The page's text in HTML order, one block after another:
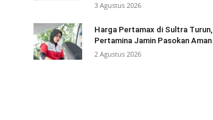
3 Agustus 2026
Harga Pertamax di Sultra Turun,
Pertamina Jamin Pasokan Aman
2 Agustus 2026